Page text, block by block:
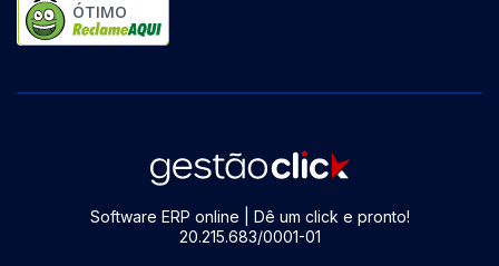
ÓTIMO
Software ERP online | Dê um click e pronto!
20.215.683/0001-01